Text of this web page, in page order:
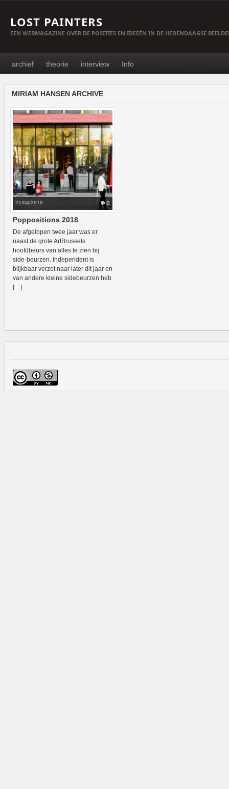
LOST PAINTERS
EEN WEBMAGAZINE OVER DE POSITIES EN IDEEËN IN DE HEDENDAAGSE
archief theorie interview Info
MIRIAM HANSEN ARCHIVE
0
21/04/2018
Poppositions 2018
De afgelopen twee jaar was er
naast de grote ArtBrussels
hoofdbeurs van alles te zien bij
side-beurzen. Independent is
blijkbaar verzet naar later dit jaar en
van andere kleine sidebeurzen heb
[…]